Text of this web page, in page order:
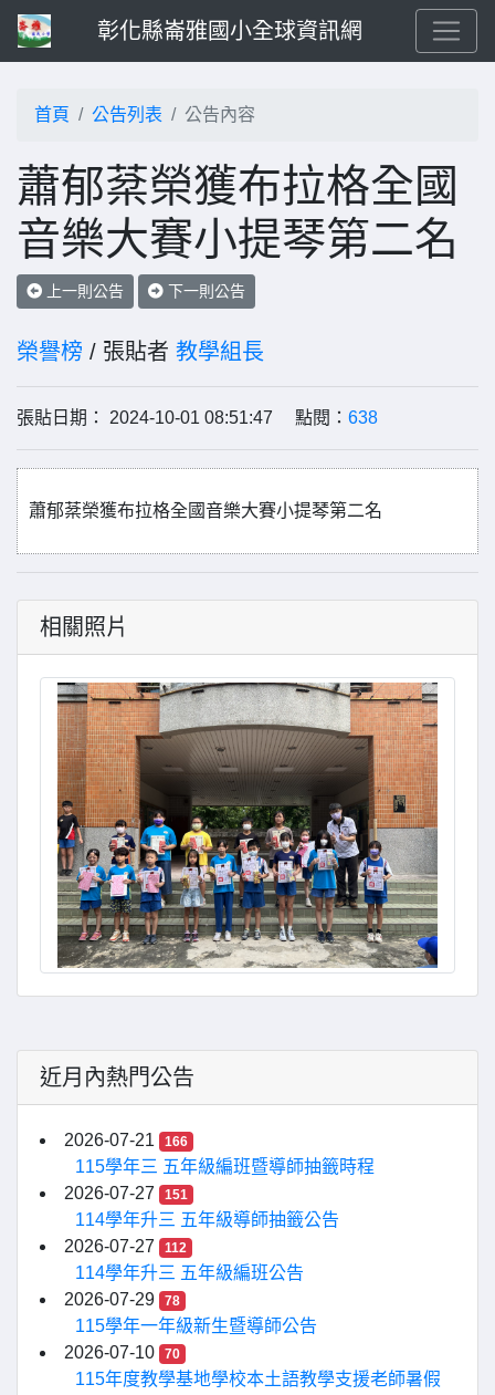
彰化縣崙雅國小全球資訊網
首頁 公告列表 公告內容
蕭郁棻榮獲布拉格全國
音樂大賽小提琴第二名
上一則公告 下一則公告
榮譽榜 / 張貼者 教學組長
張貼日期： 2024-10-01 08:51:47 點閱： 638
蕭郁棻榮獲布拉格全國音樂大賽小提琴第二名
相關照片
近月內熱門公告
2026-07-21 166
115學年三 五年級編班暨導師抽籤時程
2026-07-27
151
114學年升三 五年級導師抽籤公告
2026-07-27
112
114學年升三 五年級編班公告
2026-07-29
78
115學年一年級新生暨導師公告
2026-07-10
70
115年度教學基地學校本土語教學支援老師暑假